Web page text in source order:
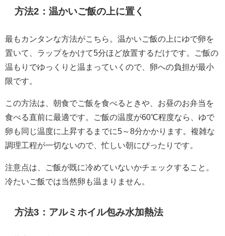
方法2：温かいご飯の上に置く
最もカンタンな方法がこちら。温かいご飯の上にゆで卵を
置いて、ラップをかけて5分ほど放置するだけです。ご飯の
温もりでゆっくりと温まっていくので、卵への負担が最小
限です。
この方法は、朝食でご飯を食べるときや、お昼のお弁当を
食べる直前に最適です。ご飯の温度が60℃程度なら、ゆで
卵も同じ温度に上昇するまでに5～8分かかります。複雑な
調理工程が一切ないので、忙しい朝にぴったりです。
注意点は、ご飯が既に冷めていないかチェックすること。
冷たいご飯では当然卵も温まりません。
方法3：アルミホイル包み水加熱法